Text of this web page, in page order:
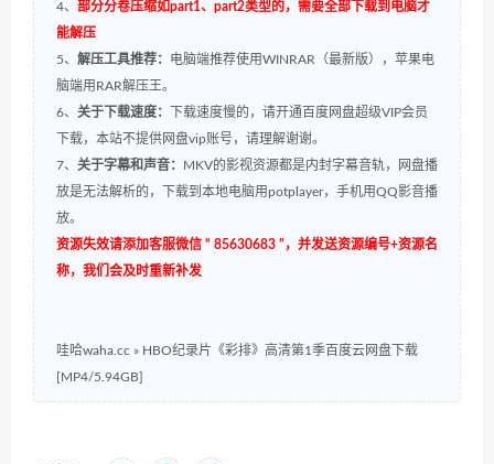
4、 部分分卷压缩如part1、part2类型的，需要全部下载到电脑才
能解压
5、 解压工具推荐： 电脑端推荐使用WINRAR（最新版），苹果电
脑端用RAR解压王。
6、 关于下载速度：
下载速度慢的，请开通百度网盘超级VIP会员
下载，本站不提供网盘vip账号，请理解谢谢。
7、 关于字幕和声音： MKV的影视资源都是内封字幕音轨，网盘播
放是无法解析的，下载到本地电脑用potplayer，手机用QQ影音播
放。
资源失效请添加客服微信 “ 85630683 ”，并发送资源编号+资源名
称，我们会及时重新补发
哇哈waha.cc » HBO纪录片《彩排》高清第1季百度云网盘下载
[MP4/5.94GB]